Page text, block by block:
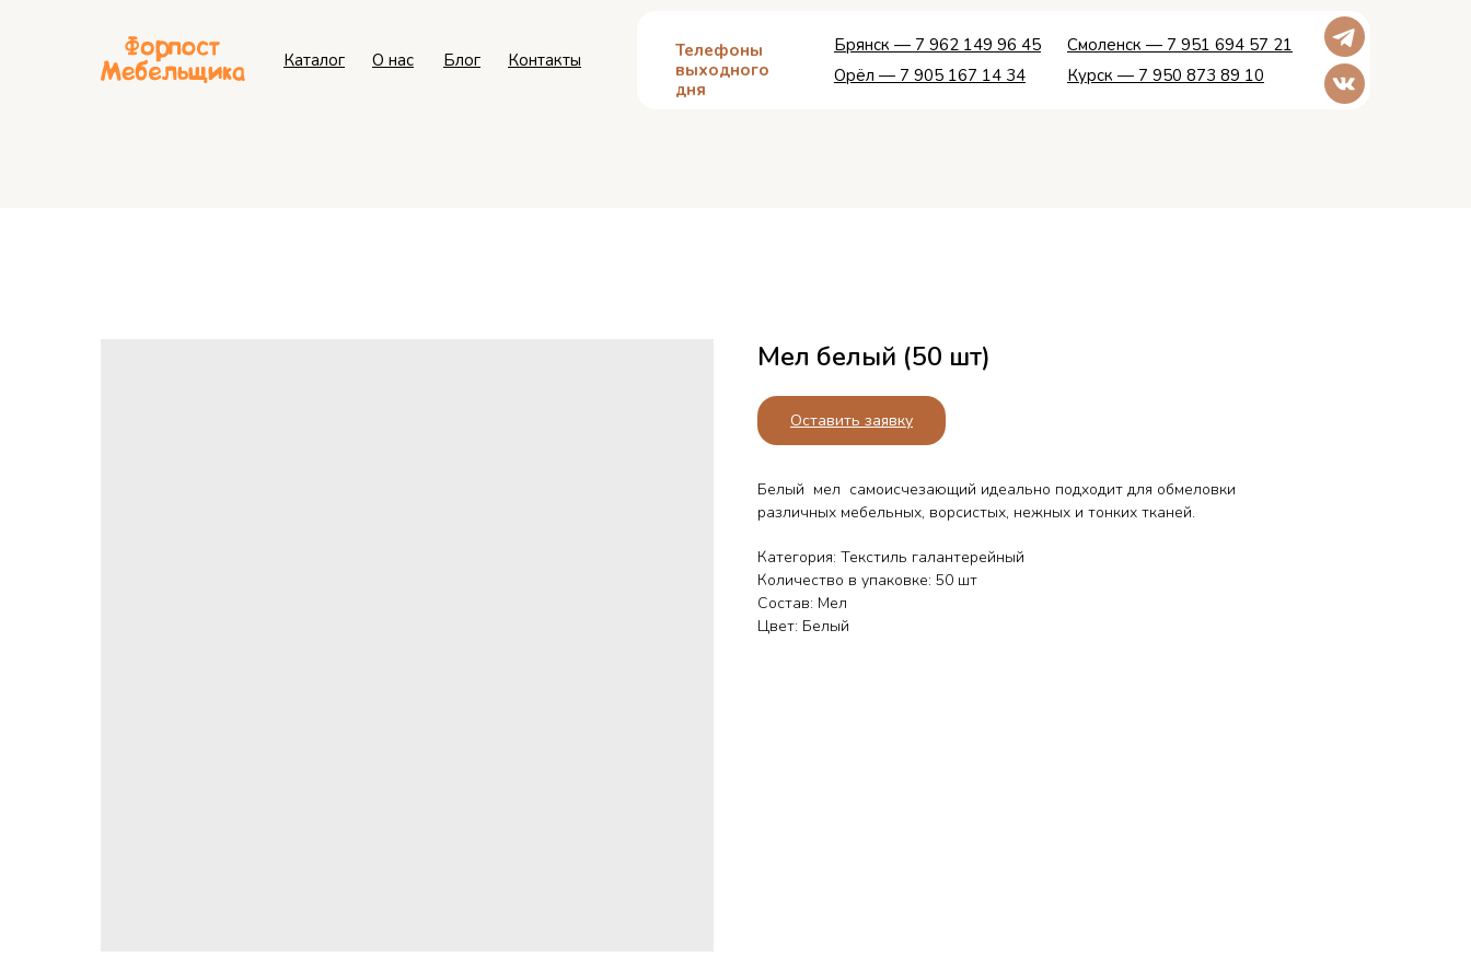
Каталог О нас Блог Контакты
Брянск — 7 962 149 96 45
Орёл — 7 905 167 14 34
Смоленск — 7 951 694 57 21
Курск — 7 950 873 89 10
Телефоны
выходного
дня
Мел белый (50 шт)
Оставить заявку
Белый мел самоисчезающий идеально подходит для обмеловки
различных мебельных, ворсистых, нежных и тонких тканей.
Категория: Текстиль галантерейный
Количество в упаковке: 50 шт
Состав: Мел
Цвет: Белый